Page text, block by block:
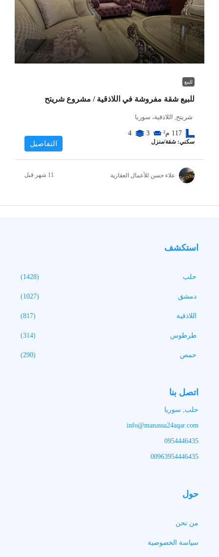
للبيع
للبيع شقة مفروشة في اللاذقية / مشروع شريتح
شريتح, اللاذقية، سوريا
117 م² 3
4
سكني: شقة/منزل التفاصيل
علاء حسن للأعمال العقارية
استكشف
حلب (1428)
دمشق (1027)
اللاذقية (817)
طرطوس (314)
حمص (290)
اتصل بنا
حلب, سوريا
info@manassa24aqar.com
0954446435
00963954446435
حول
من نحن
سياسة الخصوصية